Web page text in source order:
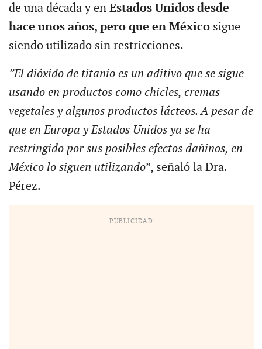
de una década y enEstados Unidos desde
hace unos años, pero que en México sigue
siendo utilizado sin restricciones.
”El dióxido de titanio es un aditivo que se sigue
usando en productos como chicles, cremas
vegetales y algunos productos lácteos. A pesar de
que en Europa y Estados Unidos ya se ha
restringido por sus posibles efectos dañinos, en
México lo siguen utilizando”, señaló la Dra.
Pérez.
PUBLICIDAD